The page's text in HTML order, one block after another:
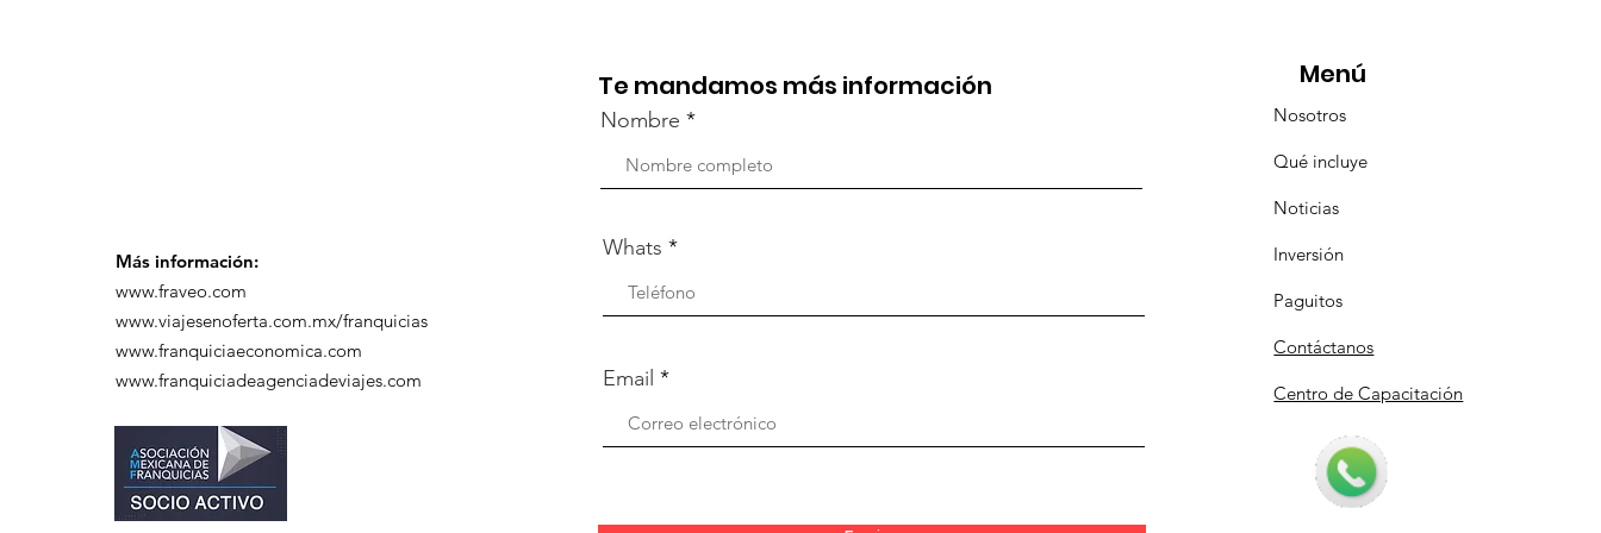
Más información:
www.fraveo.com
www.viajesenoferta.com.mx/franquicias
www.franquiciaeconomica.com
www.franquiciadeagenciadeviajes.com
Te mandamos más información
Nombre
Whats
Email
Menú
Nosotros
Qué incluye
Noticias
Inversión
Paguitos
Contáctanos
Centro de Capacitación